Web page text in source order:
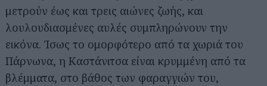
μετρούν έως και τρεις αιώνες ζωής, και
λουλουδιασμένες αυλές συμπληρώνουν την
εικόνα. Ίσως το ομορφότερο από τα χωριά του
Πάρνωνα, η Καστάνιτσα είναι κρυμμένη από τα
βλέμματα, στο βάθος των φαραγγιών του,